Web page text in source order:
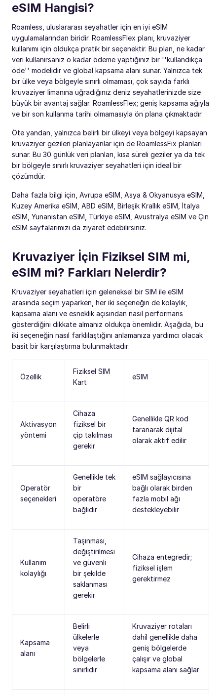
eSIM Hangisi?
Roamless, uluslararası seyahatler için en iyi eSIM
uygulamalarından biridir. RoamlessFlex planı, kruvaziyer
kullanımı için oldukça pratik bir seçenektir. Bu plan, ne kadar
veri kullanırsanız o kadar ödeme yaptığınız bir ''kullandıkça
öde'' modelidir ve global kapsama alanı sunar. Yalnızca tek
bir ülke veya bölgeyle sınırlı olmaması, çok sayıda farklı
kruvaziyer limanına uğradığınız deniz seyahatlerinizde size
büyük bir avantaj sağlar. RoamlessFlex; geniş kapsama ağıyla
ve bir son kullanma tarihi olmamasıyla ön plana çıkmaktadır.
Öte yandan, yalnızca belirli bir ülkeyi veya bölgeyi kapsayan
kruvaziyer gezileri planlayanlar için de RoamlessFix planları
sunar. Bu 30 günlük veri planları, kısa süreli geziler ya da tek
bir bölgeyle sınırlı kruvaziyer seyahatleri için ideal bir
çözümdür.
Daha fazla bilgi için, Avrupa eSIM, Asya & Okyanusya eSIM,
Kuzey Amerika eSIM, ABD eSIM, Birleşik Krallık eSIM, İtalya
eSIM, Yunanistan eSIM, Türkiye eSIM, Avustralya eSIM ve Çin
eSIM sayfalarımızı da ziyaret edebilirsiniz.
Kruvaziyer İçin Fiziksel SIM mi,
eSIM mi? Farkları Nelerdir?
Kruvaziyer seyahatleri için geleneksel bir SIM ile eSIM
arasında seçim yaparken, her iki seçeneğin de kolaylık,
kapsama alanı ve esneklik açısından nasıl performans
gösterdiğini dikkate almanız oldukça önemlidir. Aşağıda, bu
iki seçeneğin nasıl farklılaştığını anlamanıza yardımcı olacak
basit bir karşılaştırma bulunmaktadır:
Özellik
Fiziksel SIM
Kart
eSIM
Aktivasyon
yöntemi
Cihaza
fiziksel bir
çip takılması
gerekir
Genellikle QR kod
taranarak dijital
olarak aktif edilir
Operatör
seçenekleri
Genellikle tek
bir
operatöre
bağlıdır
eSIM sağlayıcısına
bağlı olarak birden
fazla mobil ağı
destekleyebilir
Kullanım
kolaylığı
Taşınması,
değiştirilmesi
ve güvenli
bir şekilde
saklanması
gerekir
Cihaza entegredir;
fiziksel işlem
gerektirmez
Kapsama
alanı
Belirli
ülkelerle
veya
bölgelerle
sınırlıdır
Kruvaziyer rotaları
dahil genellikle daha
geniş bölgelerde
çalışır ve global
kapsama alanı sağlar